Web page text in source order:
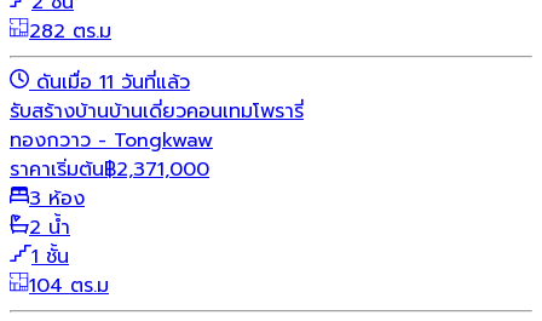
282 ตร.ม
ดันเมื่อ 11 วันที่แล้ว
รับสร้างบ้านบ้านเดี่ยวคอนเทมโพรารี่
ทองกวาว - Tongkwaw
ราคาเริ่มต้น฿2,371,000
3 ห้อง
2 น้ำ
1 ชั้น
104 ตร.ม